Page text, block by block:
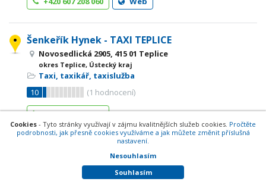
Šenkeřík Hynek - TAXI TEPLICE
Novosedlická 2905, 415 01 Teplice
okres Teplice, Ústecký kraj
Taxi, taxikář, taxislužba
10
(1 hodnocení)
+420 417 565 555
Obchodní 542, 411 08 Štětí
okres Litoměřice, Ústecký kraj
Cookies - Tyto stránky využívají v zájmu kvalitnějších služeb cookies. Pročtěte
podrobnosti, jak přesně cookies využíváme a jak můžete změnit příslušná
nastavení.
Nesouhlasím
Souhlasím